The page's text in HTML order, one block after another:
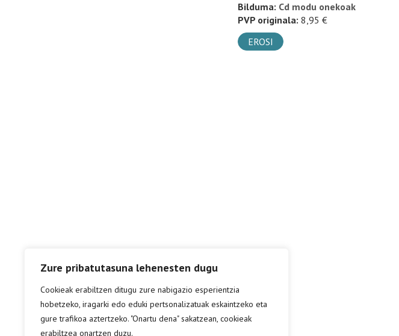
Zure pribatutasuna lehenesten dugu
Cookieak erabiltzen ditugu zure nabigazio esperientzia
hobetzeko, iragarki edo eduki pertsonalizatuak eskaintzeko eta
gure trafikoa aztertzeko. "Onartu dena" sakatzean, cookieak
erabiltzea onartzen duzu.
Bilduma: Cd modu onekoak
PVP originala: 8,95 €
EROSI